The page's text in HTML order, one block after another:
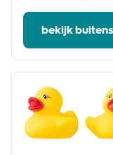
bekijk